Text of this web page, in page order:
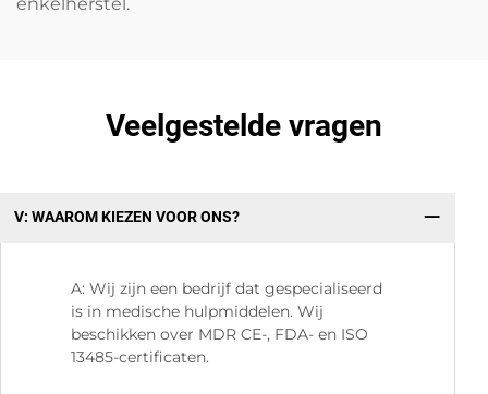
Veelgestelde vragen
V: WAAROM KIEZEN VOOR ONS?
A: Wij zijn een bedrijf dat gespecialiseerd
is in medische hulpmiddelen. Wij
beschikken over MDR CE-, FDA- en ISO
13485-certificaten.